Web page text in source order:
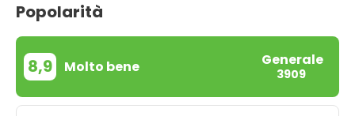
Popolarità
8,9 Molto bene Generale
3909